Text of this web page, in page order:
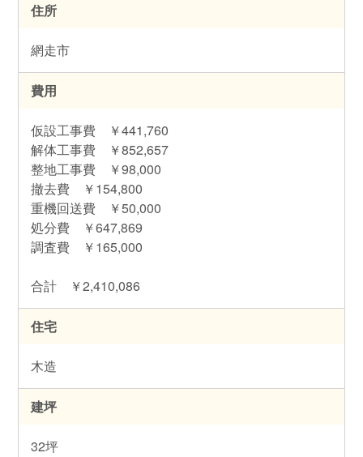
住所
網走市
費用
仮設工事費 ￥441,760
解体工事費 ￥852,657
整地工事費 ￥98,000
撤去費 ￥154,800
重機回送費 ￥50,000
処分費 ￥647,869
調査費 ￥165,000
合計 ￥2,410,086
住宅
木造
建坪
32坪